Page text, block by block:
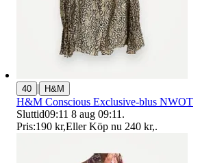
40 | H&M
H&M Conscious Exclusive-blus NWOT
Sluttid09:11 8 aug 09:11 .
Pris:190 kr,Eller Köp nu 240 kr,.